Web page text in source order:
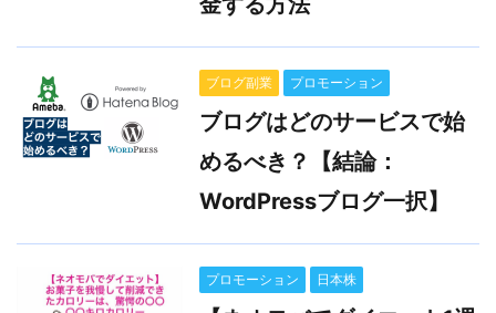
ブログ副業 プロモーション
ブログはどのサービスで始
めるべき？【結論：
WordPressブログ一択】
プロモーション 日本株